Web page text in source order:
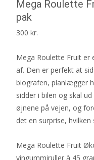
Mega Roulette
pak
300 kr.
Mega Roulette Fruit er
af. Den er perfekt at
biografen, planlægger
sidder i bilen og skal
øjnene på vejen, og
det en surprise,
Mega Roulette Fruit
vingummiruller à 45